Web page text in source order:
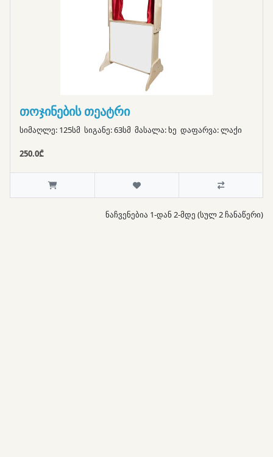
თოჯინების თეატრი
სიმაღლე: 125სმ სიგანე: 63სმ მასალა: ხე დაფარვა: ლაქი
250.0₾
ნაჩვენებია 1-დან 2-მდე (სულ 2 ჩანაწერი)